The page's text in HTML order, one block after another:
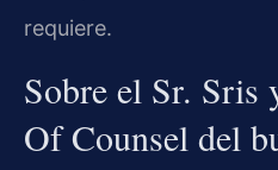
requiere.
Sobre el Sr. Sris
Of Counsel del